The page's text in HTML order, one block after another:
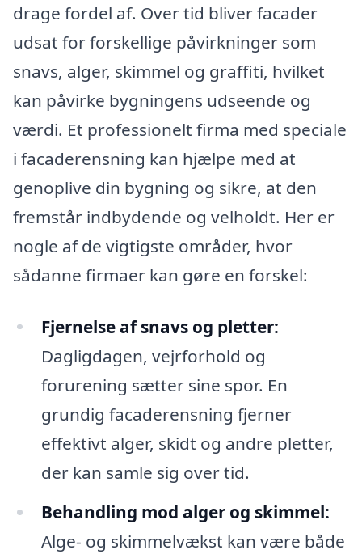
drage fordel af. Over tid bliver facader
udsat for forskellige påvirkninger som
snavs, alger, skimmel og graffiti, hvilket
kan påvirke bygningens udseende og
værdi. Et professionelt firma med speciale
i facaderensning kan hjælpe med at
genoplive din bygning og sikre, at den
fremstår indbydende og velholdt. Her er
nogle af de vigtigste områder, hvor
sådanne firmaer kan gøre en forskel:
Fjernelse af snavs og pletter:
Dagligdagen, vejrforhold og
forurening sætter sine spor. En
grundig facaderensning fjerner
effektivt alger, skidt og andre pletter,
der kan samle sig over tid.
Behandling mod alger og skimmel:
Alge- og skimmelvækst kan være både